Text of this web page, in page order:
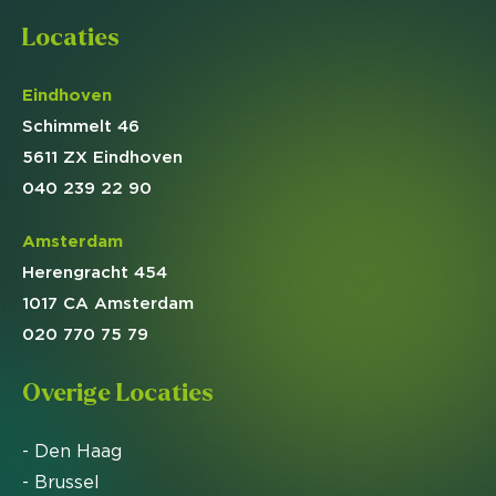
Locaties
Eindhoven
Schimmelt 46
5611 ZX Eindhoven
040 239 22 90
Amsterdam
Herengracht 454
1017 CA Amsterdam
020 770 75 79
Overige Locaties
- Den Haag
- Brussel